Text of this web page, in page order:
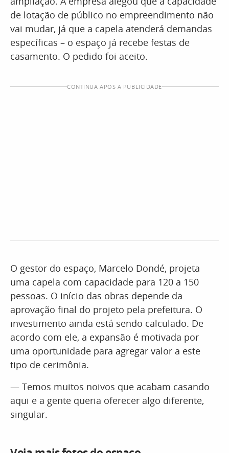
de lotação de público no empreendimento não
vai mudar, já que a capela atenderá demandas
específicas – o espaço já recebe festas de
casamento. O pedido foi aceito.
CONTINUA APÓS A PUBLICIDADE
O gestor do espaço, Marcelo Dondé, projeta
uma capela com capacidade para 120 a 150
pessoas. O início das obras depende da
aprovação final do projeto pela prefeitura. O
investimento ainda está sendo calculado. De
acordo com ele, a expansão é motivada por
uma oportunidade para agregar valor a este
tipo de cerimônia.
— Temos muitos noivos que acabam casando
aqui e a gente queria oferecer algo diferente,
singular.